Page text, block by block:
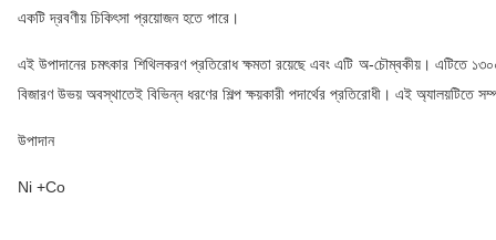
একটি দ্রবণীয় চিকিৎসা প্রয়োজন হতে পারে।
এই উপাদানের চমৎকার শিথিলকরণ প্রতিরোধ ক্ষমতা রয়েছে এবং এটি অ-চৌম্বকীয়। এটিতে
বিজারণ উভয় অবস্থাতেই বিভিন্ন ধরণের শিল্প ক্ষয়কারী পদার্থের প্রতিরোধী। এই অ্যালয়টিতে
উপাদান
Ni +Co